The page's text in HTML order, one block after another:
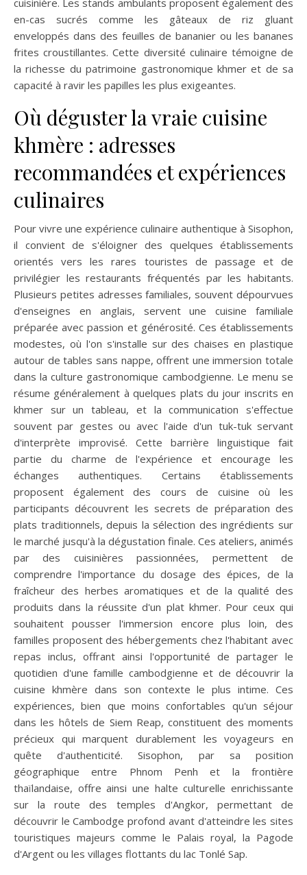
cuisinière. Les stands ambulants proposent également des
en-cas sucrés comme les gâteaux de riz gluant
enveloppés dans des feuilles de bananier ou les bananes
frites croustillantes. Cette diversité culinaire témoigne de
la richesse du patrimoine gastronomique khmer et de sa
capacité à ravir les papilles les plus exigeantes.
Où déguster la vraie cuisine
khmère : adresses
recommandées et expériences
culinaires
Pour vivre une expérience culinaire authentique à Sisophon,
il convient de s'éloigner des quelques établissements
orientés vers les rares touristes de passage et de
privilégier les restaurants fréquentés par les habitants.
Plusieurs petites adresses familiales, souvent dépourvues
d'enseignes en anglais, servent une cuisine familiale
préparée avec passion et générosité. Ces établissements
modestes, où l'on s'installe sur des chaises en plastique
autour de tables sans nappe, offrent une immersion totale
dans la culture gastronomique cambodgienne. Le menu se
résume généralement à quelques plats du jour inscrits en
khmer sur un tableau, et la communication s'effectue
souvent par gestes ou avec l'aide d'un tuk-tuk servant
d'interprète improvisé. Cette barrière linguistique fait
partie du charme de l'expérience et encourage les
échanges authentiques. Certains établissements
proposent également des cours de cuisine où les
participants découvrent les secrets de préparation des
plats traditionnels, depuis la sélection des ingrédients sur
le marché jusqu'à la dégustation finale. Ces ateliers, animés
par des cuisinières passionnées, permettent de
comprendre l'importance du dosage des épices, de la
fraîcheur des herbes aromatiques et de la qualité des
produits dans la réussite d'un plat khmer. Pour ceux qui
souhaitent pousser l'immersion encore plus loin, des
familles proposent des hébergements chez l'habitant avec
repas inclus, offrant ainsi l'opportunité de partager le
quotidien d'une famille cambodgienne et de découvrir la
cuisine khmère dans son contexte le plus intime. Ces
expériences, bien que moins confortables qu'un séjour
dans les hôtels de Siem Reap, constituent des moments
précieux qui marquent durablement les voyageurs en
quête d'authenticité. Sisophon, par sa position
géographique entre Phnom Penh et la frontière
thaïlandaise, offre ainsi une halte culturelle enrichissante
sur la route des temples d'Angkor, permettant de
découvrir le Cambodge profond avant d'atteindre les sites
touristiques majeurs comme le Palais royal, la Pagode
d'Argent ou les villages flottants du lac Tonlé Sap.